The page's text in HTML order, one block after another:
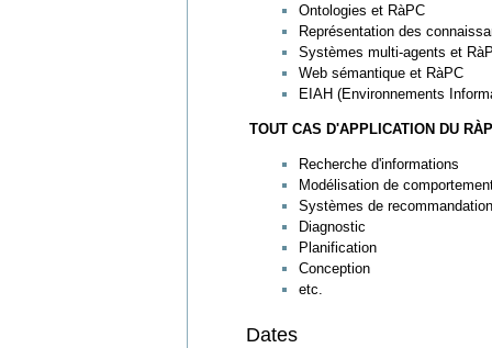
Ontologies et RàPC
Représentation des
Systèmes multi-agents et
Web sémantique et RàPC
EIAH (Environnements
TOUT CAS D'APPLICATION DU
Recherche d'informations
Modélisation de
Systèmes de recommandation
Diagnostic
Planification
Conception
etc.
Dates